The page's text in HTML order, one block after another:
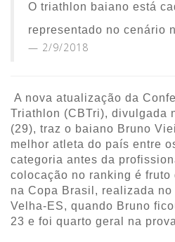
O triathlon baiano está
representado no cenário
2/9/2018
A nova atualização da
Triathlon (CBTri), divulgada
(29), traz o baiano Bruno
melhor atleta do país entre
categoria antes da
colocação no ranking é
na Copa Brasil, realizada
Velha-ES, quando Bruno
23 e foi quarto geral na